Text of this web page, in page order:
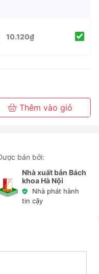
10.120₫
Thêm vào giỏ
bán bởi:
Nhà xuất bản Bách
khoa Hà Nội
Nhà phát hành
tin cậy